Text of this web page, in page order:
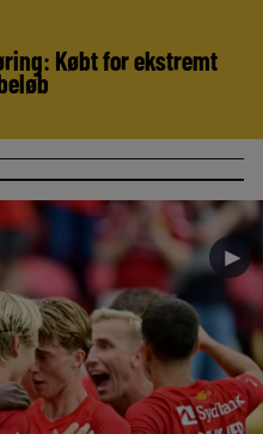
Købt for ekstremt
►